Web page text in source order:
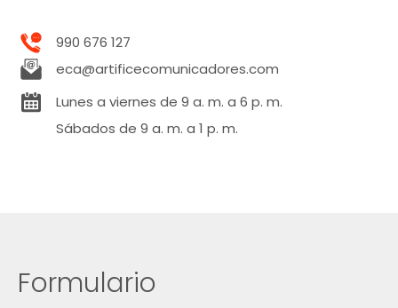
elementum vitae nisi, inceptos vulputate
diam rhoncus metus montes
990 676 127
eca@artificecomunicadores.com
Lunes a viernes de 9 a. m. a 6 p. m.
Sábados de 9 a. m. a 1 p. m.
Formulario